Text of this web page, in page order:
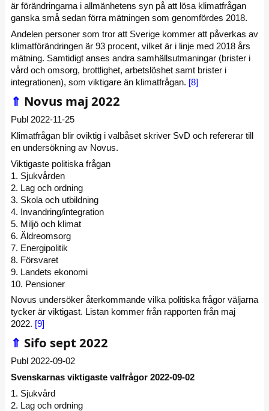
är förändringarna i allmänhetens syn på att lösa klimatfrågan
ganska små sedan förra mätningen som genomfördes 2018.
Andelen personer som tror att Sverige kommer att påverkas av
klimatförändringen är 93 procent, vilket är i linje med 2018 års
mätning. Samtidigt anses andra samhällsutmaningar (brister i
vård och omsorg, brottlighet, arbetslöshet samt brister i
integrationen), som viktigare än klimatfrågan. [8]
⇑ Novus maj 2022
Publ 2022-11-25
Klimatfrågan blir oviktig i valbåset skriver SvD och refererar till
en undersökning av Novus.
Viktigaste politiska frågan
1. Sjukvården
2. Lag och ordning
3. Skola och utbildning
4. Invandring/integration
5. Miljö och klimat
6. Äldreomsorg
7. Energipolitik
8. Försvaret
9. Landets ekonomi
10. Pensioner
Novus undersöker återkommande vilka politiska frågor väljarna
tycker är viktigast. Listan kommer från rapporten från maj
2022. [9]
⇑ Sifo sept 2022
Publ 2022-09-02
Svenskarnas viktigaste valfrågor 2022-09-02
1. Sjukvård
2. Lag och ordning